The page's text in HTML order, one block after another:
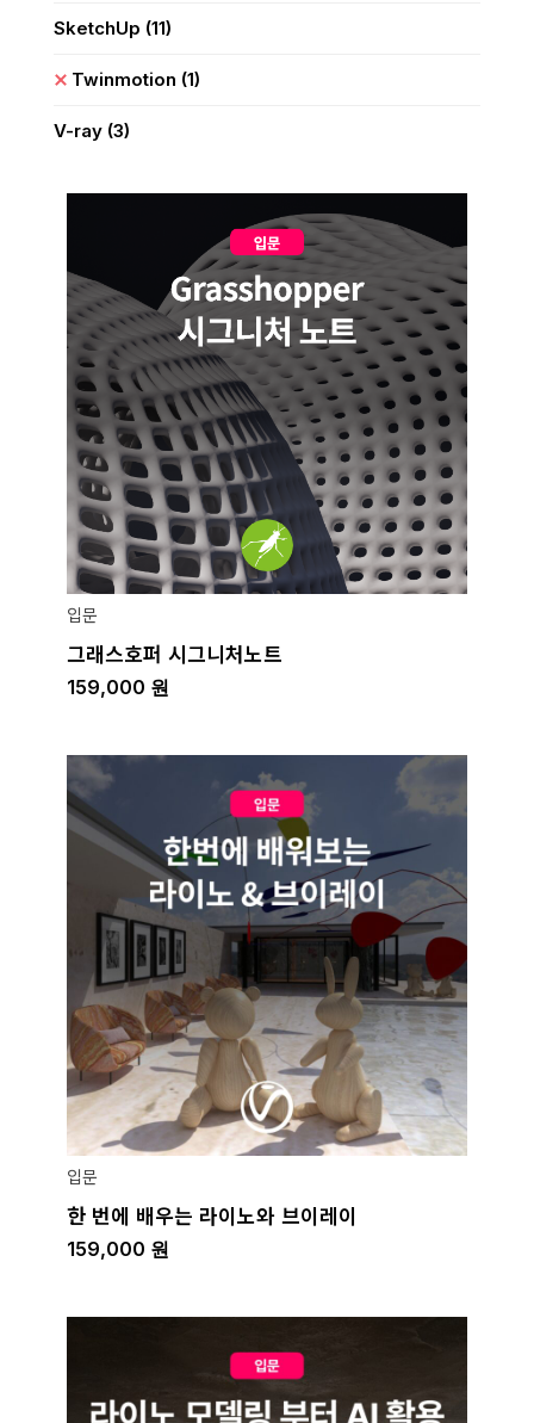
SketchUp (11)
Twinmotion (1)
V-ray (3)
입문
그래스호퍼 시그니처노트
159,000 원
입문
한 번에 배우는 라이노와 브이레이
159,000 원